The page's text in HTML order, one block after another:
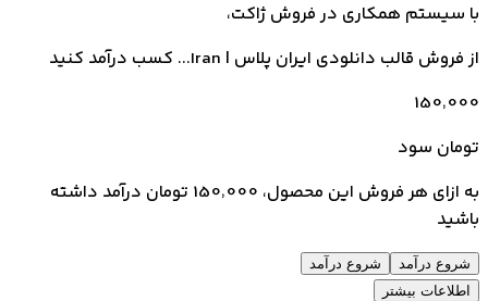
با سیستم همکاری در فروش ژاکت،
از فروش قالب دانلودی ایران پلاس | Iran...
کسب درآمد کنید
150٬000
تومان سود
به ازای هر فروش این محصول، 150٬000 تومان درآمد داشته
باشید
شروع درآمد
شروع درآمد
اطلاعات بیشتر